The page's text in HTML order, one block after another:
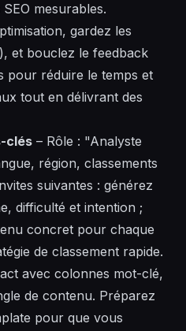
mesurables.
gardez les
et bouclez le feedback
pour réduire le temps et
tout en délivrant des
clés – Rôle : "Analyste
région, classements
suivantes : générez
difficulté et intention ;
concret pour chaque
de classement rapide.
avec colonnes mot-clé,
de contenu. Préparez
pour que vous